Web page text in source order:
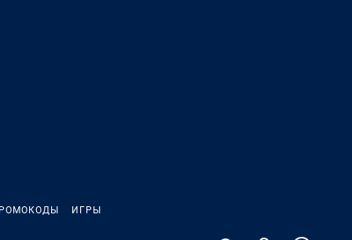
ИГРЫ